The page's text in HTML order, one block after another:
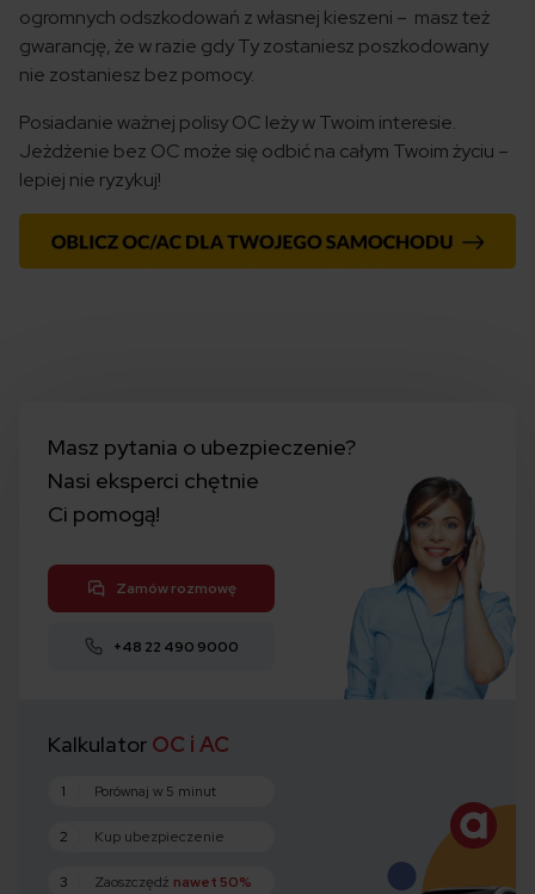
ogromnych odszkodowań z własnej kieszeni – masz też
gwarancję, że w razie gdy Ty zostaniesz poszkodowany
nie zostaniesz bez pomocy.
Posiadanie ważnej polisy OC leży w Twoim interesie.
Jeżdżenie bez OC może się odbić na całym Twoim życiu –
lepiej nie ryzykuj!
Masz pytania o ubezpieczenie?
Nasi eksperci chętnie
Ci pomogą!
Zamów rozmowę
+48 22 490 9000
Kalkulator OC i AC
1 Porównaj w 5 minut
2 Kup ubezpieczenie
3 Zaoszczędź nawet 50%